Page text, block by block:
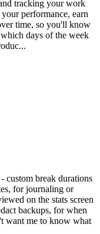
tracking your work
performance, earn
time, so you'll know
days of the week
custom break durations
for journaling or
on the stats screen
backups, for when
want me to know what